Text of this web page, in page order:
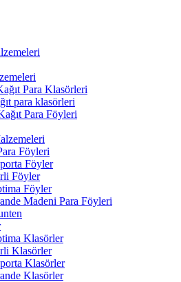
Para Klasörleri
para klasörleri
Para Föyleri
Föyleri
Föyler
Föyler
Föyler
Madeni Para Föyleri
Klasörler
Klasörler
Klasörler
Klasörler